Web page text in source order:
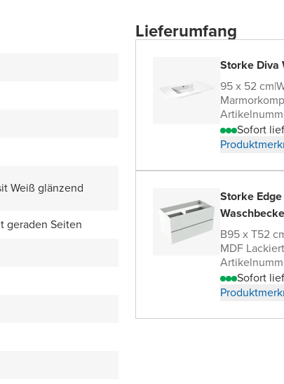
Weiß glänzend
geraden Seiten
Lieferumfang
Storke Diva
95 x 52 cm|
Sofort
Storke Edge
B95 x T52
MDF Lackiert
Sofort